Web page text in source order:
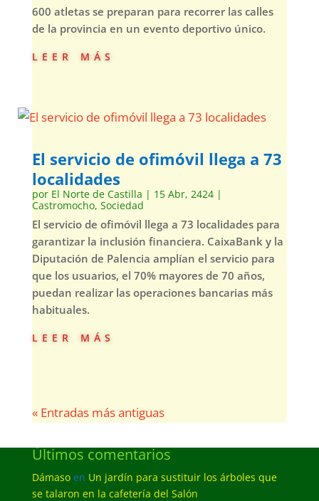
600 atletas se preparan para recorrer las calles
de la provincia en un evento deportivo único.
leer más
El servicio de ofimóvil llega a 73
localidades
por El Norte de Castilla | 15 Abr, 2424|
Castromocho, Sociedad
El servicio de ofimóvil llega a 73 localidades para
garantizar la inclusión financiera. CaixaBank y la
Diputación de Palencia amplían el servicio para
que los usuarios, el 70% mayores de 70 años,
puedan realizar las operaciones bancarias más
habituales.
leer más
« Entradas más antiguas
Últimos comentarios
Dámasoen Un jardín para sustituir los árboles que
se talaron en la cafetería del Salón